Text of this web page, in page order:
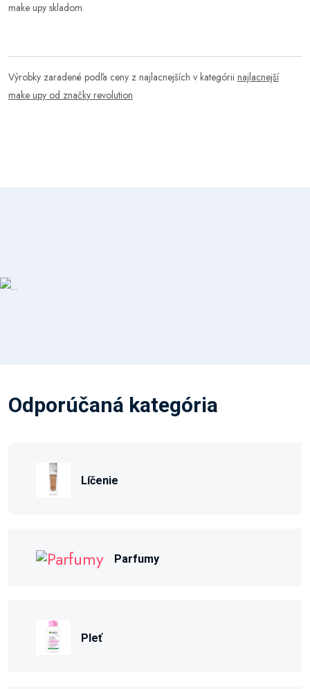
make upy skladom.
Výrobky zaradené podľa ceny z najlacnejších v kategórii najlacnejší
make upy od značky revolution
Odporúčaná kategória
Líčenie
Parfumy
Pleť